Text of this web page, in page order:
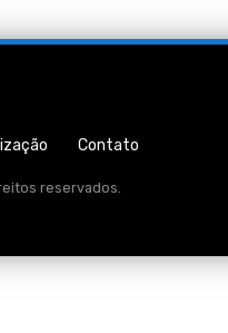
Contato
reservados.